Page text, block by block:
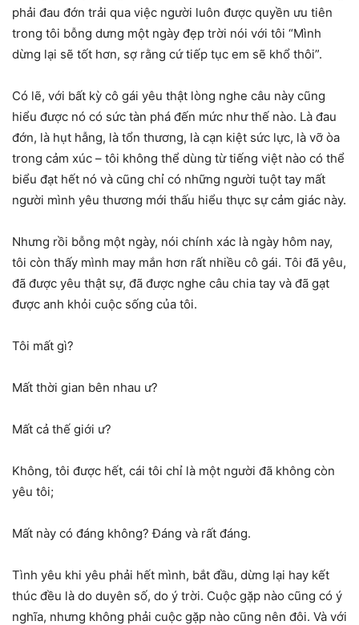
phải đau đớn trải qua việc người luôn được quyền ưu tiên
trong tôi bỗng dưng một ngày đẹp trời nói với tôi “Mình
dừng lại sẽ tốt hơn, sợ rằng cứ tiếp tục em sẽ khổ thôi”.
Có lẽ, với bất kỳ cô gái yêu thật lòng nghe câu này cũng
hiểu được nó có sức tàn phá đến mức như thế nào. Là đau
đớn, là hụt hẫng, là tổn thương, là cạn kiệt sức lực, là vỡ òa
trong cảm xúc – tôi không thể dùng từ tiếng việt nào có thể
biểu đạt hết nó và cũng chỉ có những người tuột tay mất
người mình yêu thương mới thấu hiểu thực sự cảm giác này.
Nhưng rồi bỗng một ngày, nói chính xác là ngày hôm nay,
tôi còn thấy mình may mắn hơn rất nhiều cô gái. Tôi đã yêu,
đã được yêu thật sự, đã được nghe câu chia tay và đã gạt
được anh khỏi cuộc sống của tôi.
Tôi mất gì?
Mất thời gian bên nhau ư?
Mất cả thế giới ư?
Không, tôi được hết, cái tôi chỉ là một người đã không còn
yêu tôi;
Mất này có đáng không? Đáng và rất đáng.
Tình yêu khi yêu phải hết mình, bắt đầu, dừng lại hay kết
thúc đều là do duyên số, do ý trời. Cuộc gặp nào cũng có ý
nghĩa, nhưng không phải cuộc gặp nào cũng nên đôi. Và với